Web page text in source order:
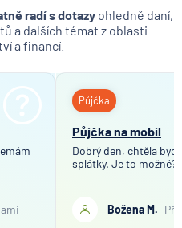
radí s dotazy ohledně daní,
a dalších témat z oblasti
a financí.
Půjčka
Půjčka na mobil
Dobrý den, chtěla
splátky. Je to možné?
Božena M.